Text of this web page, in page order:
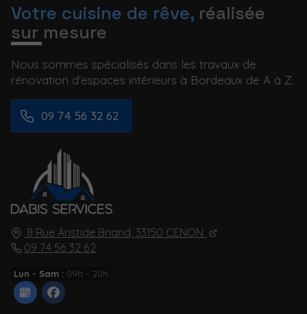
8 Rue Aristide Briand, 33150 CENON
09 74 56 32 62
Lun - Sam : 09h - 20h
Votre cuisine de rêve, réalisée
sur mesure
Nous sommes spécialisés dans les travaux de
rénovation d'espaces intérieurs à Bordeaux de A à Z.
09 74 56 32 62